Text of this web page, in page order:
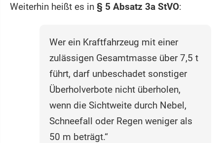
Weiterhin heißt es in § 5 Absatz 3a StVO:
Wer ein Kraftfahrzeug mit einer
zulässigen Gesamtmasse über 7,5 t
führt, darf unbeschadet sonstiger
Überholverbote nicht überholen,
wenn die Sichtweite durch Nebel,
Schneefall oder Regen weniger als
50 m beträgt.“